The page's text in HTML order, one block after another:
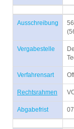
Ausschreibung
Vergabestelle
Verfahrensart
Rechtsrahmen
Abgabefrist